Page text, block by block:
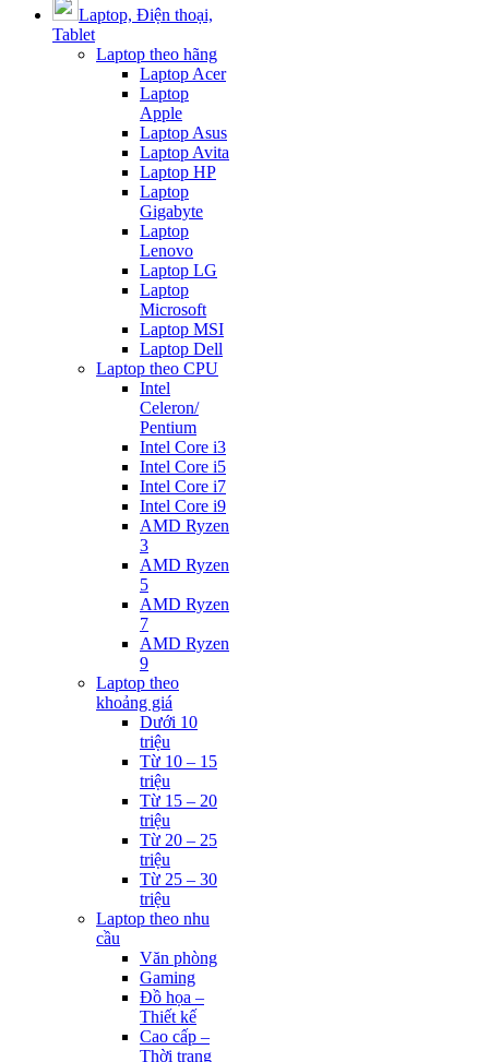
Laptop, Điện thoại,
Tablet
Laptop theo hãng
Laptop Acer
Laptop
Apple
Laptop Asus
Laptop Avita
Laptop HP
Laptop
Gigabyte
Laptop
Lenovo
Laptop LG
Laptop
Microsoft
Laptop MSI
Laptop Dell
Laptop theo CPU
Intel
Celeron/
Pentium
Intel Core i3
Intel Core i5
Intel Core i7
Intel Core i9
AMD Ryzen
3
AMD Ryzen
5
AMD Ryzen
7
AMD Ryzen
9
Laptop theo
khoảng giá
Dưới 10
triệu
Từ 10 – 15
triệu
Từ 15 – 20
triệu
Từ 20 – 25
triệu
Từ 25 – 30
triệu
Laptop theo nhu
cầu
Văn phòng
Gaming
Đồ họa –
Thiết kế
Cao cấp –
Thời trang